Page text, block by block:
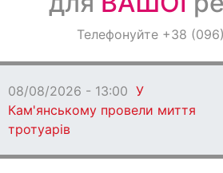
ОголошенняТелефонуйте +38
08/08/2026 - 13:00 У
Кам'янському провели миття
тротуарів